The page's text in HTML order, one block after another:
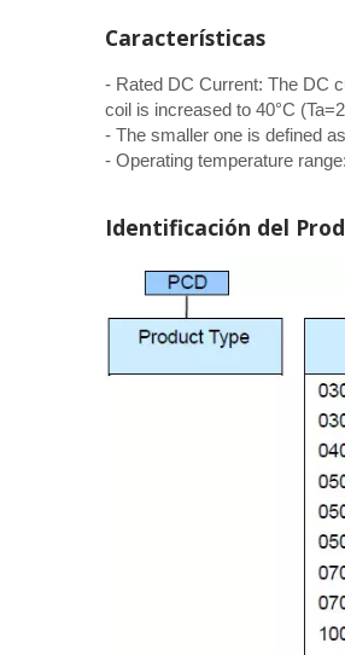
Características
- Rated DC Current: The DC
coil is increased to 40°C
- The smaller one is defined
- Operating temperature
Identificación del